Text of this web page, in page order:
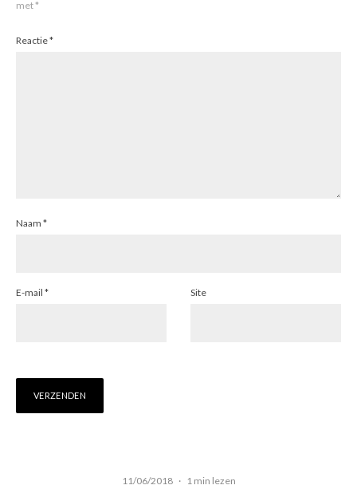
met*
Reactie*
Naam *
E-mail * Site
11/06/2018 · 1 min lezen